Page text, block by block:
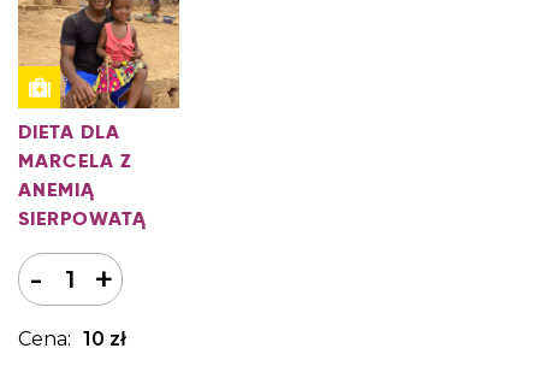
DIETA DLA
MARCELA Z
ANEMIĄ
SIERPOWATĄ
I
l
ś
+
-
10 zł